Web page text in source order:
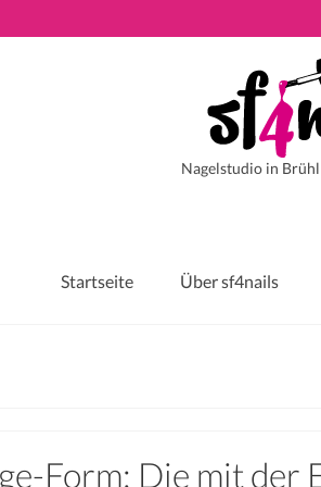
Nagelstudio in
Startseite Über sf4nails
Form: Die mit der